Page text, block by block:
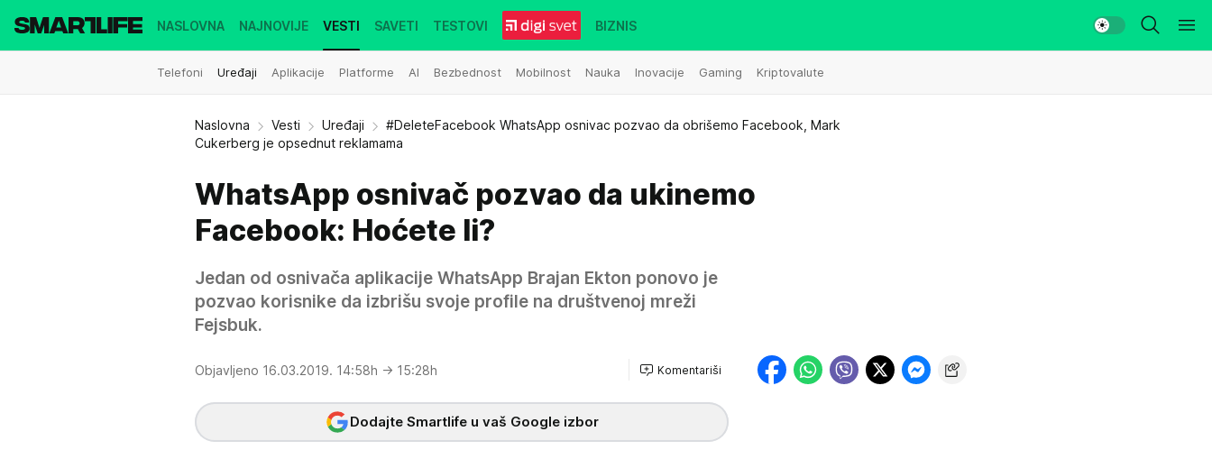
NASLOVNA NAJNOVIJE VESTI
Telefoni Uređaji Aplikacije Platforme AI Bezbednost Mobilnost Nauka Inovacije Gaming Kriptovalute
SAVETI TESTOVI BIZNIS
Naslovna Vesti Uređaji
#DeleteFacebook WhatsApp osnivac pozvao da obrišemo Facebook, Mark
Cukerberg je opsednut reklamama
WhatsApp osnivač pozvao da ukinemo
Facebook: Hoćete li?
Jedan od osnivača aplikacije WhatsApp Brajan Ekton ponovo je
pozvao korisnike da izbrišu svoje profile na društvenoj mreži
Fejsbuk.
Objavljeno 16.03.2019. 14:58h → 15:28h Komentariši
Dodajte Smartlife u vaš Google izbor